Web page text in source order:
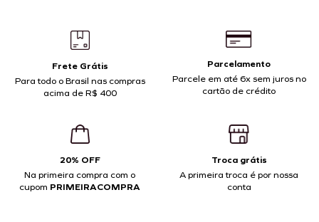
Frete Grátis
Para todo o Brasil nas compras
acima de R$ 400
Parcelamento
Parcele em até 6x sem juros no
cartão de crédito
20% OFF
Na primeira compra com o
cupom PRIMEIRACOMPRA
Troca grátis
A primeira troca é por nossa
conta